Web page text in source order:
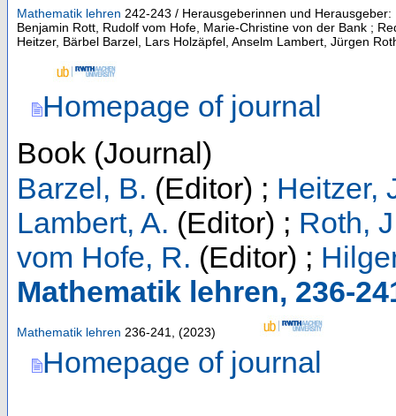
Mathematik lehren 242-243 / Herausgeberinnen und
Benjamin Rott, Rudolf vom Hofe, Marie-Christine von der Bank ;
Heitzer, Bärbel Barzel, Lars Holzäpfel, Anselm Lambert, Jürgen
Homepage of journal
Book (Journal)
Barzel, B. (Editor) ; Heitzer,
Lambert, A. (Editor) ; Roth,
vom Hofe, R. (Editor) ;
Mathematik lehren, 236-
Mathematik lehren 236-241 (2023)
Homepage of journal